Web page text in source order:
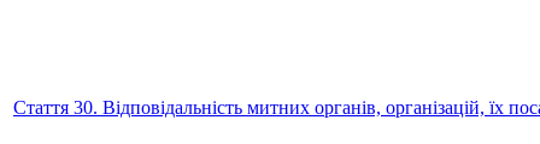
Стаття 30. Відповідальність митних органів, організацій, їх